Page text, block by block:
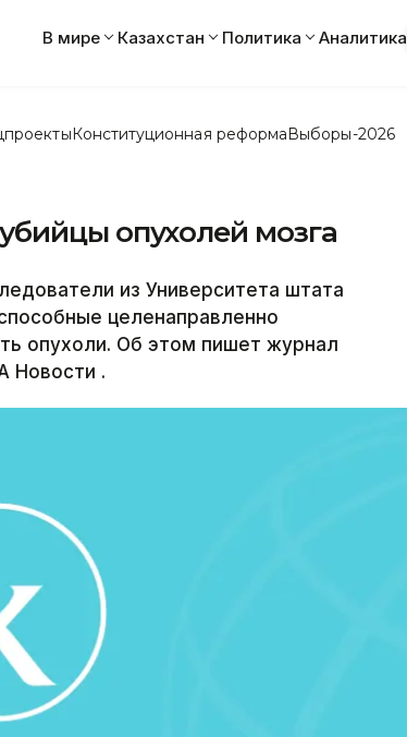
В мире Казахстан Политика Аналитика
Конституционная реформаВыборы-2026
опухолей мозга
из Университета штата
целенаправленно
опухоли. Об этом пишет журнал
Новости .